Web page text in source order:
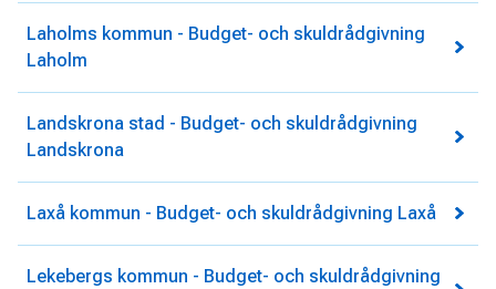
Laholms kommun - Budget- och skuldrådgivning
Laholm
Landskrona stad - Budget- och skuldrådgivning
Landskrona
Laxå kommun - Budget- och skuldrådgivning Laxå
Lekebergs kommun - Budget- och skuldrådgivning